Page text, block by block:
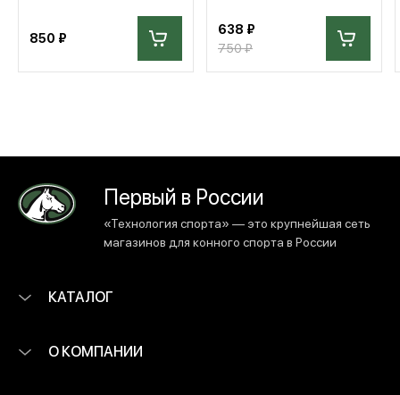
850 ₽
638 ₽
750 ₽
Первый в России
«Технология спорта» — это крупнейшая сеть
магазинов для конного спорта в России
КАТАЛОГ
О КОМПАНИИ